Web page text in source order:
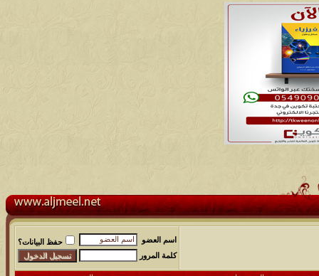
اسم العضو
حفظ البيانات؟
كلمة المرور